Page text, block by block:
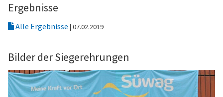
Ergebnisse
Alle Ergebnisse | 07.02.2019
Bilder der Siegerehrungen